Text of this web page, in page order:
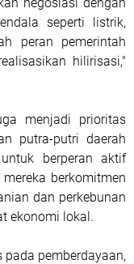
seperti listrik,
peran pemerintah
hilirisasi,"
menjadi prioritas
putra-putri daerah
berperan aktif
berkomitmen
dan perkebunan
ekonomi lokal.
pada pemberdayaan,